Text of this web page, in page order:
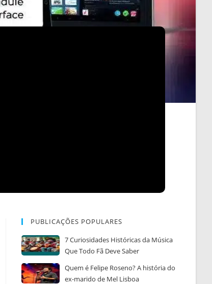
PUBLICAÇÕES POPULARES
7 Curiosidades Históricas da Música
Que Todo Fã Deve Saber
Quem é Felipe Roseno? A história do
ex-marido de Mel Lisboa